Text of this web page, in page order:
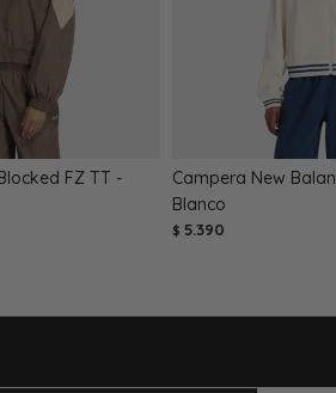
FZ TT -
Campera New
Blanco
$ 5.390